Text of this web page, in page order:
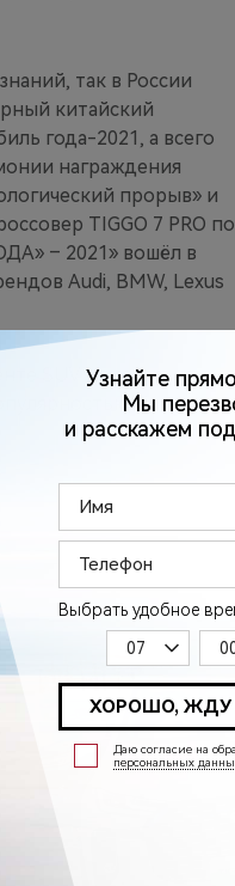
так в России
китайский
года-2021, а всего
награждения
прорыв» и
TIGGO 7 PRO по
– 2021» вошёл в
Audi, BMW, Lexus
SUV за менее, чем
был